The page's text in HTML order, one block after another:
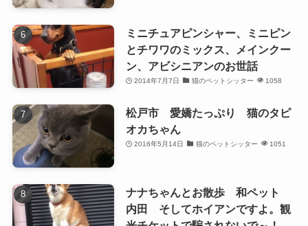
ミニチュアピンシャー、ミニピン
とチワワのミックス、メインクー
ン、アビシニアンのお世話
2014年7月7日 猫のペットシッター 1058
松戸市 愛嬌たっぷり 猫のタピ
オカちゃん
2016年5月14日 猫のペットシッター 1051
ナナちゃんとお散歩 和ペット
内田 そしてホイアンですよ。観